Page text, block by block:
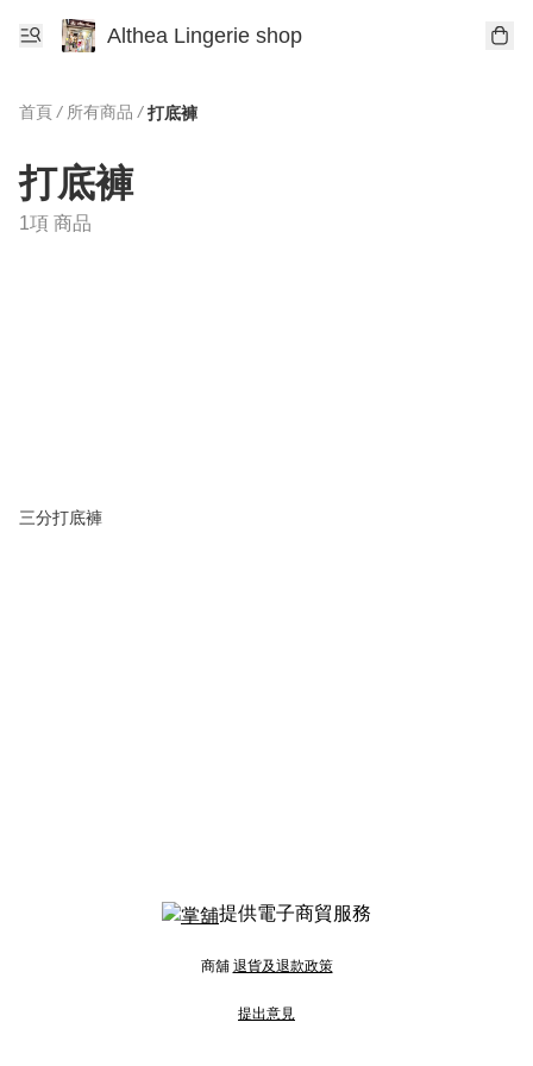
Althea Lingerie shop
首頁 / 所有商品 / 打底褲
打底褲
1項 商品
三分打底褲
提供電子商貿服務
商舖 退貨及退款政策
提出意見